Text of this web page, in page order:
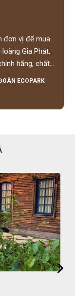
đơn vị để mua
Gia Phát,
hãng, chất
tình.
ECOPARK
bộ đẹp